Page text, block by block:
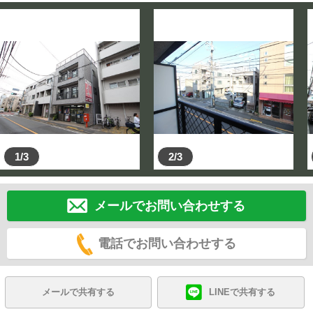
1/3 2/3
メールでお問い合わせする
電話でお問い合わせする
メールで共有する LINEで共有する